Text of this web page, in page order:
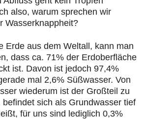
also, warum sprechen wir
Wasserknappheit?
Erde aus dem Weltall, kann man
dass ca. 71% der Erdoberfläche
ist. Davon ist jedoch 97,4%
mal 2,6% Süßwasser. Von
wiederum ist der Großteil zu
befindet sich als Grundwasser tief
für uns sind lediglich 0,3%